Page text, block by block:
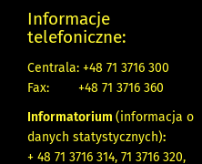
Informacje
telefoniczne:
Centrala: +48 71 3716 300
Fax:
+48 71 3716 360
Informatorium (informacja o
danych statystycznych):
+ 48 71 3716 314, 71 3716 320,